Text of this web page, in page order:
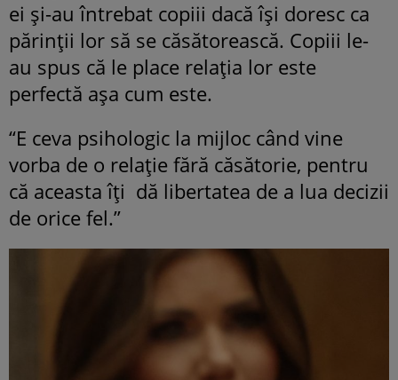
ei și-au întrebat copiii dacă își doresc ca
părinții lor să se căsătorească. Copiii le-
au spus că le place relația lor este
perfectă așa cum este.
“E ceva psihologic la mijloc când vine
vorba de o relație fără căsătorie, pentru
că aceasta îți dă libertatea de a lua decizii
de orice fel.”